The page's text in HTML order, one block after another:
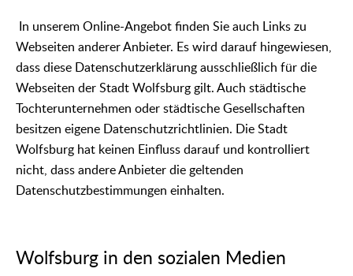
In unserem Online-Angebot finden Sie auch Links zu
Webseiten anderer Anbieter. Es wird darauf hingewiesen,
dass diese Datenschutzerklärung ausschließlich für die
Webseiten der Stadt Wolfsburg gilt. Auch städtische
Tochterunternehmen oder städtische Gesellschaften
besitzen eigene Datenschutzrichtlinien. Die Stadt
Wolfsburg hat keinen Einfluss darauf und kontrolliert
nicht, dass andere Anbieter die geltenden
Datenschutzbestimmungen einhalten.
Wolfsburg in den sozialen Medien